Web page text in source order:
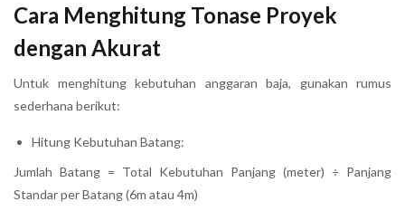
Cara Menghitung Tonase Proyek
dengan Akurat
Untuk menghitung kebutuhan anggaran baja, gunakan rumus
sederhana berikut:
Hitung Kebutuhan Batang:
Jumlah Batang = Total Kebutuhan Panjang (meter) ÷ Panjang
Standar per Batang (6m atau 4m)